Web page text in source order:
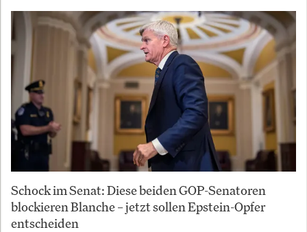
Schock im Senat: Diese beiden GOP-Senatoren
blockieren Blanche – jetzt sollen Epstein-Opfer
entscheiden